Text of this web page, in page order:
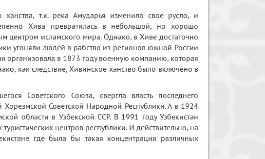
т.к. река Амударья изменила свое русло, и
Хива превратилась в небольшой, но хорошо
центром исламского мира. Однако, в Хиве достаточно
угоняли людей в рабство из регионов южной России
организовала в 1873 году военную компанию, которая
как следствие, Хивинское ханство было включено в
Советского Союза, свергла власть последнего
Хорезмской Советской Народной Республики. А в 1924
области в Узбекской ССР. В 1991 году Узбекистан
центров республики. И действительно, на
где была бы такая концентрация различных